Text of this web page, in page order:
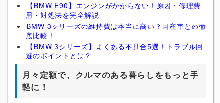
【BMW E90】エンジンがかからない！原因・修理費
用・対処法を完全解説
BMW 3シリーズの維持費は本当に高い？国産車との徹
底比較！
【BMW 3シリーズ】よくある不具合5選！トラブル回
避のポイントとは？
月々定額で、クルマのある暮らしをもっと手
軽に！